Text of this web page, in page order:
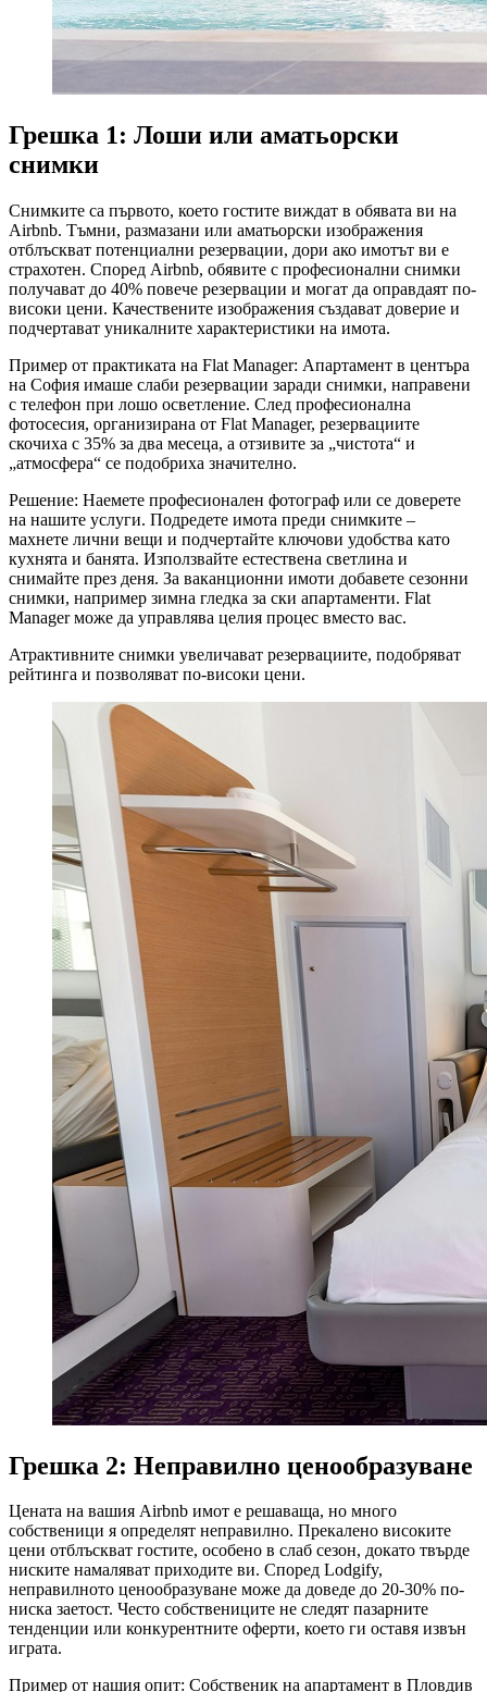
Грешка 1: Лоши или аматьорски
снимки
Снимките са първото, което гостите виждат в обявата ви на
Airbnb. Тъмни, размазани или аматьорски изображения
отблъскват потенциални резервации, дори ако имотът ви е
страхотен. Според Airbnb, обявите с професионални снимки
получават до 40% повече резервации и могат да оправдаят по-
високи цени. Качествените изображения създават доверие и
подчертават уникалните характеристики на имота.
Пример от практиката на Flat Manager: Апартамент в центъра
на София имаше слаби резервации заради снимки, направени
с телефон при лошо осветление. След професионална
фотосесия, организирана от Flat Manager, резервациите
скочиха с 35% за два месеца, а отзивите за „чистота“ и
„атмосфера“ се подобриха значително.
Решение: Наемете професионален фотограф или се доверете
на нашите услуги. Подредете имота преди снимките –
махнете лични вещи и подчертайте ключови удобства като
кухнята и банята. Използвайте естествена светлина и
снимайте през деня. За ваканционни имоти добавете сезонни
снимки, например зимна гледка за ски апартаменти. Flat
Manager може да управлява целия процес вместо вас.
Атрактивните снимки увеличават резервациите, подобряват
рейтинга и позволяват по-високи цени.
Грешка 2: Неправилно ценообразуване
Цената на вашия Airbnb имот е решаваща, но много
собственици я определят неправилно. Прекалено високите
цени отблъскват гостите, особено в слаб сезон, докато твърде
ниските намаляват приходите ви. Според Lodgify,
неправилното ценообразуване може да доведе до 20-30% по-
ниска заетост. Често собствениците не следят пазарните
тенденции или конкурентните оферти, което ги оставя извън
играта.
Пример от нашия опит: Собственик на апартамент в Пловдив